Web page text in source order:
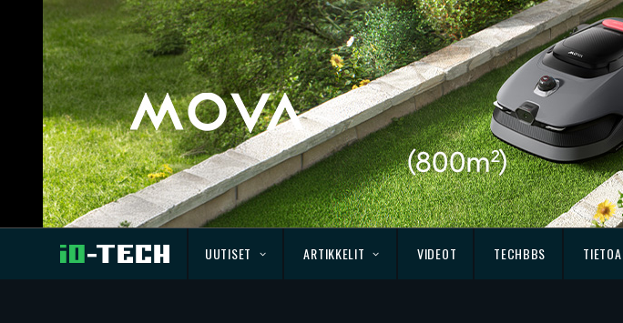
UUTISET ARTIKKELIT VIDEOT TECHBBS TIETOA